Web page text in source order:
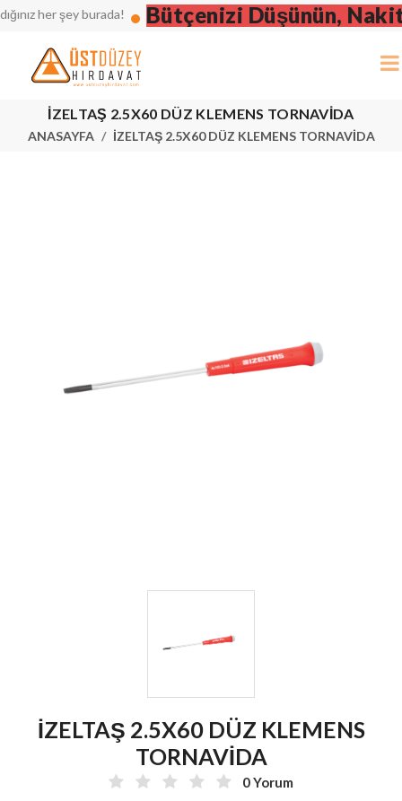
her şey burada! Bütçenizi Düşünün, Nakit
İZELTAŞ 2.5X60 DÜZ KLEMENS TORNAVİDA
ANASAYFA İZELTAŞ 2.5X60 DÜZ KLEMENS TORNAVİDA
İZELTAŞ 2.5X60 DÜZ KLEMENS
TORNAVİDA
0 Yorum